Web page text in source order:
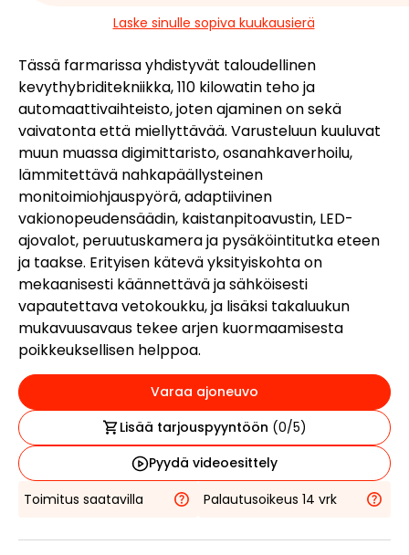
Laske sinulle sopiva kuukausierä
Tässä farmarissa yhdistyvät taloudellinen
kevythybriditekniikka, 110 kilowatin teho ja
automaattivaihteisto, joten ajaminen on sekä
vaivatonta että miellyttävää. Varusteluun kuuluvat
muun muassa digimittaristo, osanahkaverhoilu,
lämmitettävä nahkapäällysteinen
monitoimiohjauspyörä, adaptiivinen
vakionopeudensäädin, kaistanpitoavustin, LED-
ajovalot, peruutuskamera ja pysäköintitutka eteen
ja taakse. Erityisen kätevä yksityiskohta on
mekaanisesti käännettävä ja sähköisesti
vapautettava vetokoukku, ja lisäksi takaluukun
mukavuusavaus tekee arjen kuormaamisesta
poikkeuksellisen helppoa.
Varaa ajoneuvo
Lisää tarjouspyyntöön (0/5)
Pyydä videoesittely
Toimitus saatavilla
Palautusoikeus 14 vrk